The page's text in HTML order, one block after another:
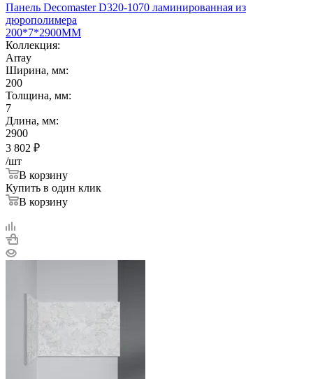
Панель Decomaster D320-1070 ламинированная из
дюрополимера
200*7*2900ММ
Коллекция:
Array
Ширина, мм:
200
Толщина, мм:
7
Длина, мм:
2900
3 802 ₽
/шт
В корзину
Купить в один клик
В корзину